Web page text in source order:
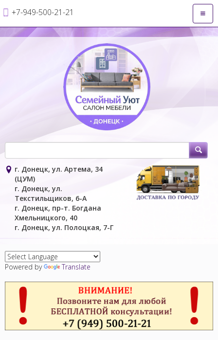
+7-949-500-21-21
г. Донецк, ул. Артема, 34
(ЦУМ)
г. Донецк, ул.
Текстильщиков, 6-А
г. Донецк, пр-т. Богдана
Хмельницкого, 40
г. Донецк, ул. Полоцкая, 7-Г
Powered by Translate